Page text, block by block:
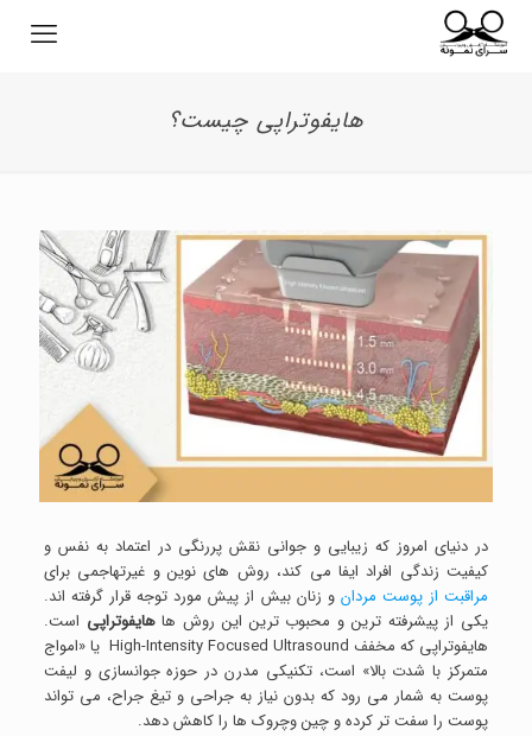
هایفوتراپی چیست؟
در دنیای امروز که زیبایی و جوانی نقش پررنگی در اعتماد به نفس و
کیفیت زندگی افراد ایفا می کند، روش های نوین و غیرتهاجمی برای
مراقبت از پوست مردان و زنان بیش از پیش مورد توجه قرار گرفته اند.
یکی از پیشرفته ترین و محبوب ترین این روش هاهایفوتراپی است.
هایفوتراپی که مخفف High-Intensity Focused Ultrasound یا «امواج
متمرکز با شدت بالا» است، تکنیکی مدرن در حوزه جوانسازی و لیفت
پوست به شمار می رود که بدون نیاز به جراحی و تیغ جراح، می تواند
پوست را سفت تر کرده و چین وچروک ها را کاهش دهد.